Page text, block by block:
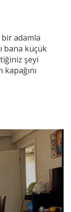
adamla
bana küçük
şeyi
kapağını